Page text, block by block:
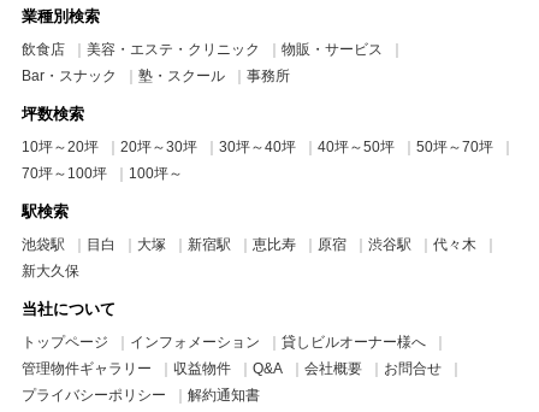
業種別検索
飲食店 美容・エステ・クリニック
物販・サービス
Bar・スナック
塾・スクール 事務所
坪数検索
10坪～20坪 20坪～30坪 30坪～40坪 40坪～50坪
50坪～70坪
70坪～100坪
100坪～
駅検索
池袋駅 目白 大塚 新宿駅 恵比寿 原宿 渋谷駅
代々木
新大久保
当社について
トップページ インフォメーション
貸しビルオーナー様へ
管理物件ギャラリー
収益物件 Q&A 会社概要
お問合せ
プライバシーポリシー
解約通知書